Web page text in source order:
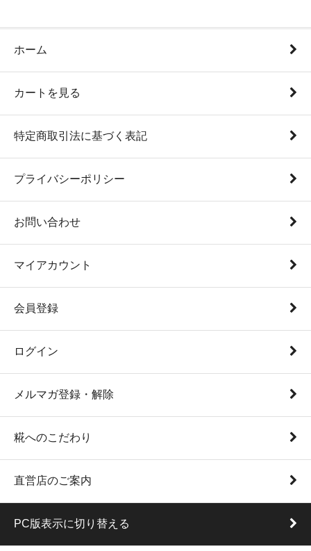
ホーム
カートを見る
特定商取引法に基づく表記
プライバシーポリシー
お問い合わせ
マイアカウント
会員登録
ログイン
メルマガ登録・解除
糀へのこだわり
直営店のご案内
PC版表示に切り替える